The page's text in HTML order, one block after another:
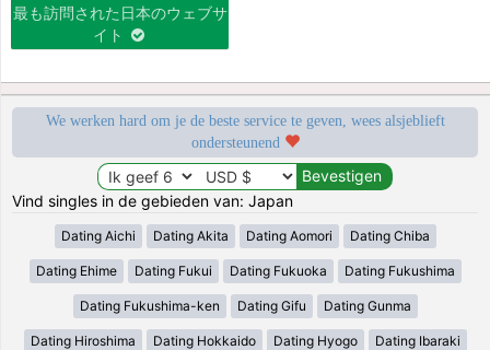
最も訪問された日本のウェブサ
イト
We werken hard om je de beste service te geven, wees alsjeblieft
ondersteunend
Vind singles in de gebieden van: Japan
Dating Aichi Dating Akita Dating Aomori Dating Chiba
Dating Ehime Dating Fukui Dating Fukuoka Dating Fukushima
Dating Fukushima-ken Dating Gifu Dating Gunma
Dating Hiroshima Dating Hokkaido Dating Hyogo Dating Ibaraki